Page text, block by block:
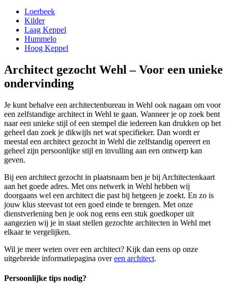
Loerbeek
Kilder
Laag Keppel
Hummelo
Hoog Keppel
Architect gezocht Wehl – Voor een unieke
ondervinding
Je kunt behalve een architectenbureau in Wehl ook nagaan om voor
een zelfstandige architect in Wehl te gaan. Wanneer je op zoek bent
naar een unieke stijl of een stempel die iedereen kan drukken op het
geheel dan zoek je dikwijls net wat specifieker. Dan wordt er
meestal een architect gezocht in Wehl die zelfstandig opereert en
geheel zijn persoonlijke stijl en invulling aan een ontwerp kan
geven.
Bij een architect gezocht in plaatsnaam ben je bij Architectenkaart
aan het goede adres. Met ons netwerk in Wehl hebben wij
doorgaans wel een architect die past bij hetgeen je zoekt. En zo is
jouw klus steevast tot een goed einde te brengen. Met onze
dienstverlening ben je ook nog eens een stuk goedkoper uit
aangezien wij je in staat stellen gezochte architecten in Wehl met
elkaar te vergelijken.
Wil je meer weten over een architect? Kijk dan eens op onze
uitgebreide informatiepagina overeen architect.
Persoonlijke tips nodig?